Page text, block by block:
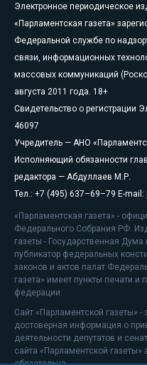
Электронное периодическое
«Парламентская газета»
Федеральной службе по
связи, информационных
массовых коммуникаций
августа 2011 года. 18+
Свидетельство о регистрации
46097
Учредитель — АНО
Исполняющий обязанности
редактора — Абдуллаев М.Р.
Тел.: +7 (495) 637–69–79 E-mail:
«Парламентская газета» -
Федерального Собрания РФ.
газеты - Государственная
публикатор федеральных
законов и актов палат
газета» имеет пункты печати и
федерации.
Сайт «Парламентской газеты» -
достоверная информация о
деятельности депутатов и
сайта «Парламентской газеты»